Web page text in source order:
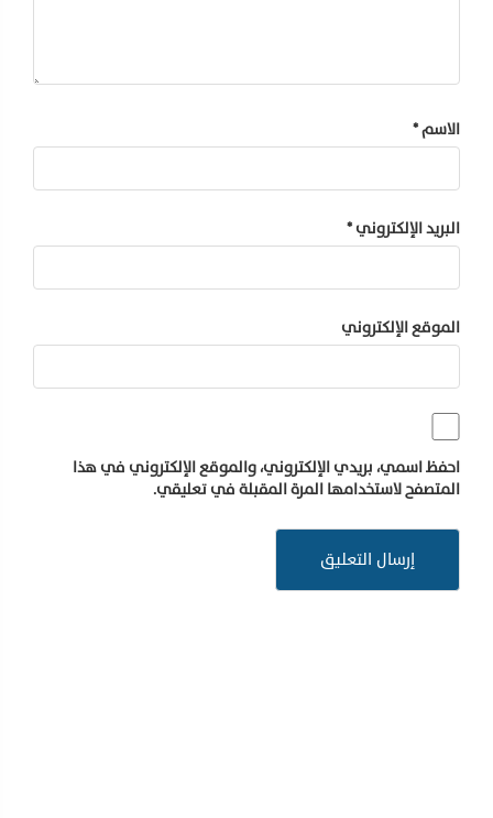
الاسم*
البريد الإلكتروني*
الموقع الإلكتروني
احفظ اسمي، بريدي الإلكتروني، والموقع الإلكتروني في هذا
المتصفح لاستخدامها المرة المقبلة في تعليقي.